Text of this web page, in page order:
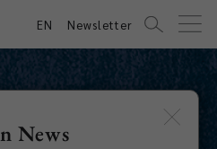
EN Newsletter
News